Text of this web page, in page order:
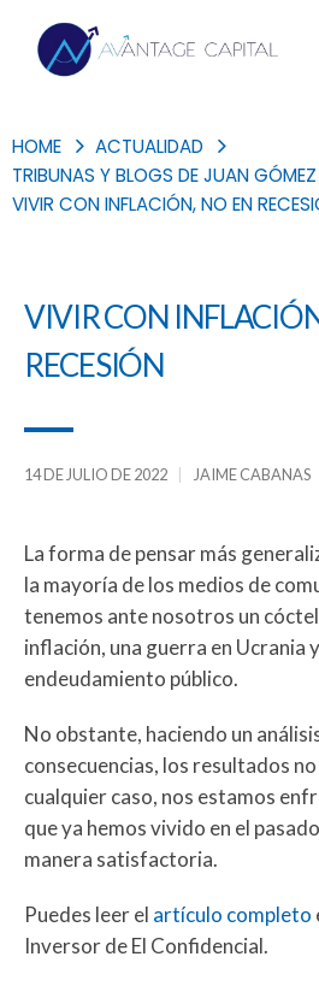
HOME
ACTUALIDAD
TRIBUNAS Y BLOGS DE JUAN
VIVIR CON INFLACIÓN, NO EN
VIVIR CON
RECESIÓN
14 DE JULIO DE 2022 JAIME CABANAS
La forma de pensar más
la mayoría de los medios de
tenemos ante nosotros un
inflación, una guerra en Ucrania
endeudamiento público.
No obstante, haciendo un
consecuencias, los resultados
cualquier caso, nos estamos
que ya hemos vivido en el
manera satisfactoria.
Puedes leer el artículo completo
Inversor de El Confidencial.